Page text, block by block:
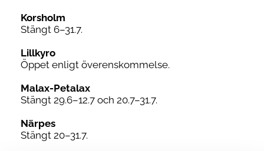
Korsholm
Stängt 6–31.7.
Lillkyro
Öppet enligt överenskommelse.
Malax-Petalax
Stängt 29.6–12.7 och 20.7–31.7.
Närpes
Stängt 20–31.7.